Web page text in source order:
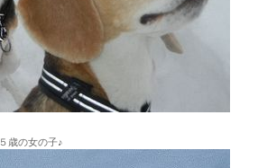
歳の女の子♪